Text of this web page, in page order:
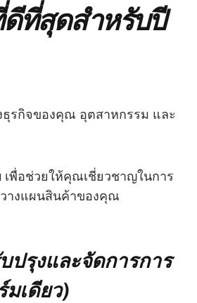
ที่สุดสำหรับปี
รกิจของคุณ อุตสาหกรรม และ
พื่อช่วยให้คุณเชี่ยวชาญในการ
างแผนสินค้าของคุณ
ปรุงและจัดการการ
เดียว)